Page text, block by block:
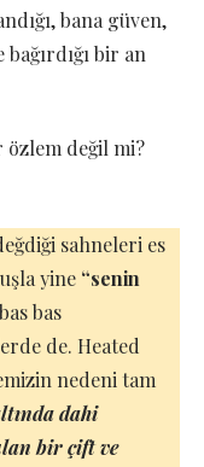
bana güven,
bir an
özlem değil mi?
sahneleri es
yine “senin
bas
de. Heated
nedeni tam
dahi
bir çift ve